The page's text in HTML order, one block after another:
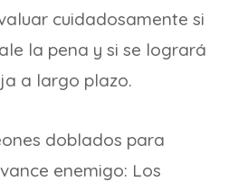
cuidadosamente si
la pena y si se logrará
a largo plazo.
doblados para
enemigo: Los